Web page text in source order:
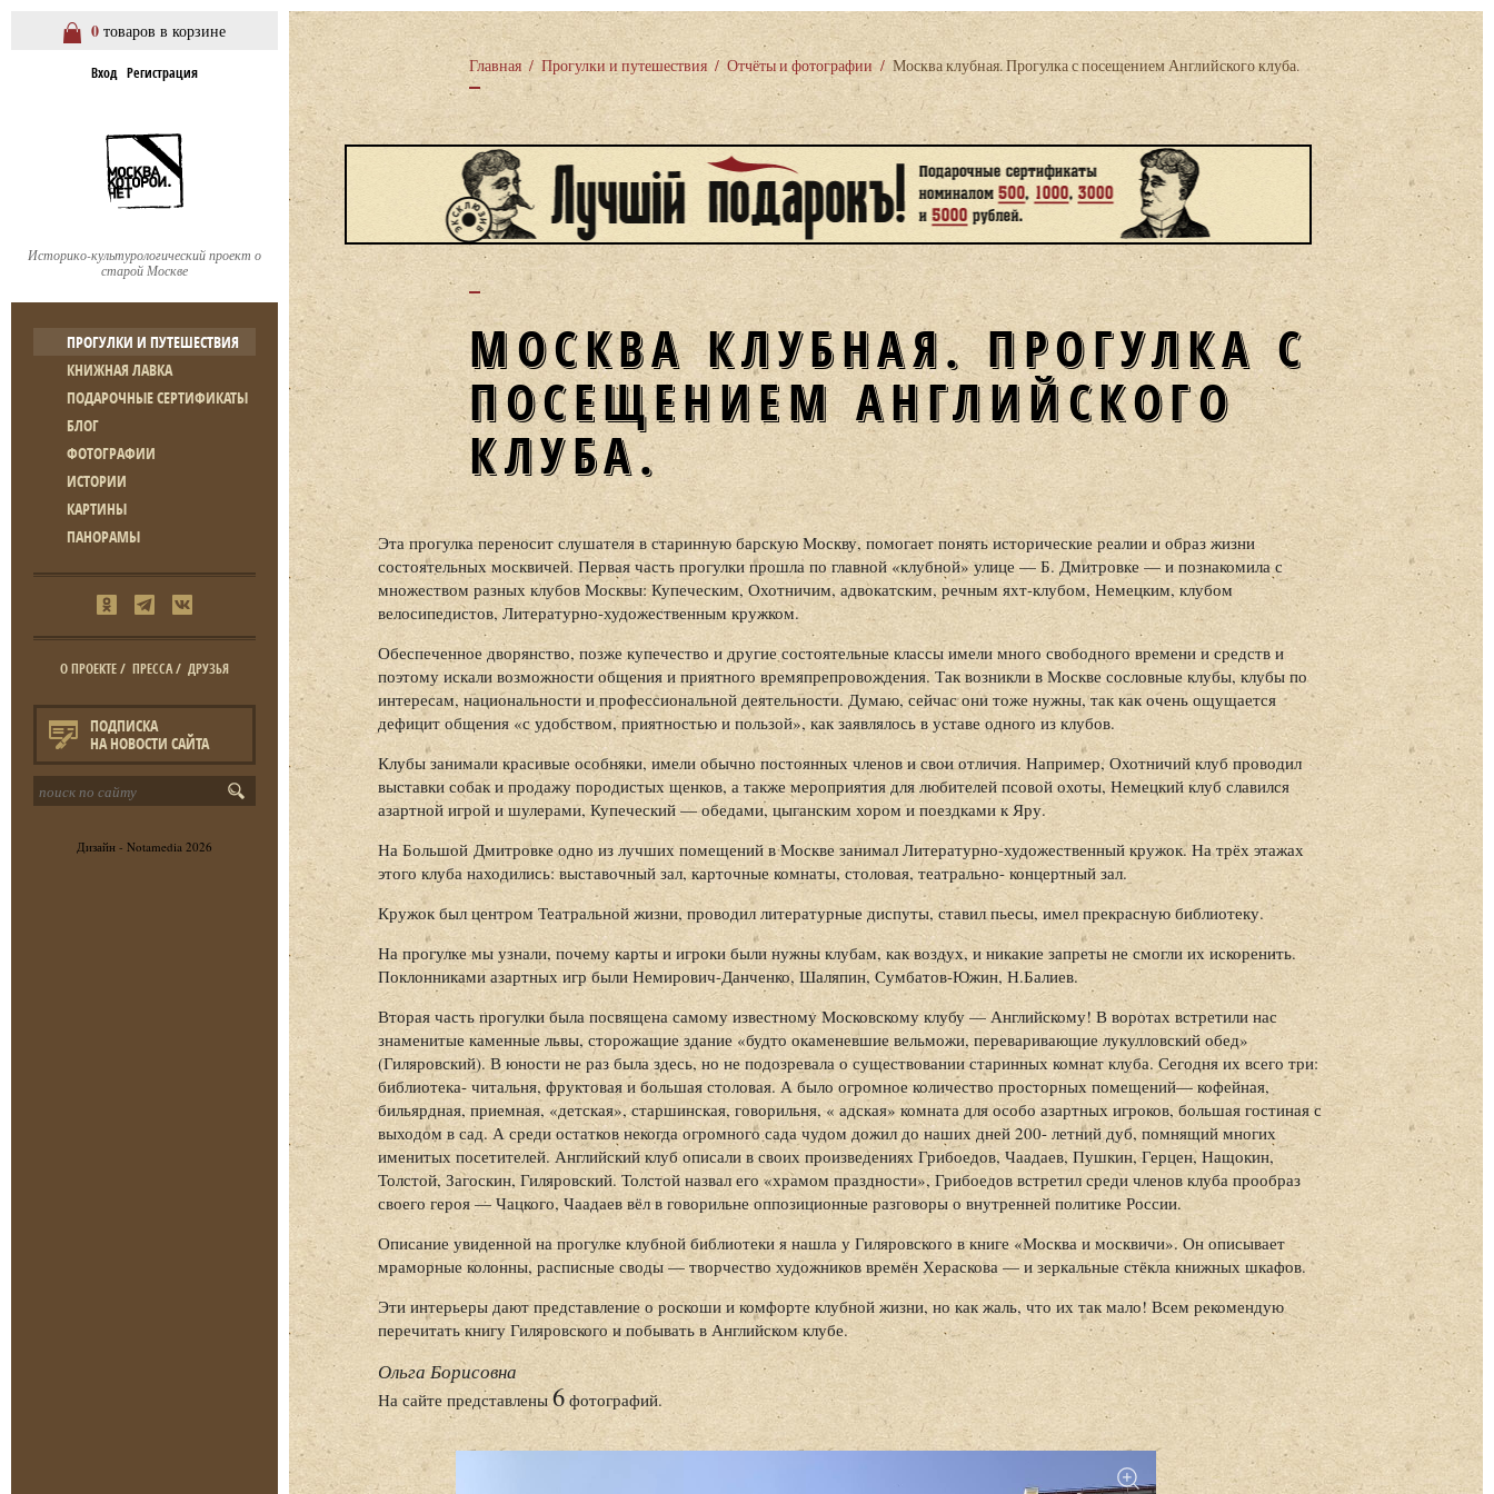
0 товаров в корзине
Вход Регистрация
Историко-культурологический проект о
старой Москве
ПРОГУЛКИ И ПУТЕШЕСТВИЯ
КНИЖНАЯ ЛАВКА
ПОДАРОЧНЫЕ СЕРТИФИКАТЫ
БЛОГ
ФОТОГРАФИИ
ИСТОРИИ
КАРТИНЫ
ПАНОРАМЫ
О ПРОЕКТЕ/ ПРЕССА/ ДРУЗЬЯ
ПОДПИСКА
НА НОВОСТИ САЙТА
Дизайн - Notamedia 2026
Главная / Прогулки и путешествия / Отчёты и фотографии / Москва клубная. Прогулка с посещением Английского клуба.
МОСКВА КЛУБНАЯ. ПРОГУЛКА С
ПОСЕЩЕНИЕМ АНГЛИЙСКОГО
КЛУБА.
Эта прогулка переносит слушателя в старинную барскую Москву, помогает понять исторические реалии и образ жизни
состоятельных москвичей. Первая часть прогулки прошла по главной «клубной» улице — Б. Дмитровке — и познакомила с
множеством разных клубов Москвы: Купеческим, Охотничим, адвокатским, речным яхт-клубом, Немецким, клубом
велосипедистов, Литературно-художественным кружком.
Обеспеченное дворянство, позже купечество и другие состоятельные классы имели много свободного времени и средств и
поэтому искали возможности общения и приятного времяпрепровождения. Так возникли в Москве сословные клубы, клубы по
интересам, национальности и профессиональной деятельности. Думаю, сейчас они тоже нужны, так как очень ощущается
дефицит общения «с удобством, приятностью и пользой», как заявлялось в уставе одного из клубов.
Клубы занимали красивые особняки, имели обычно постоянных членов и свои отличия. Например, Охотничий клуб проводил
выставки собак и продажу породистых щенков, а также мероприятия для любителей псовой охоты, Немецкий клуб славился
азартной игрой и шулерами, Купеческий — обедами, цыганским хором и поездками к Яру.
На Большой Дмитровке одно из лучших помещений в Москве занимал Литературно-художественный кружок. На трёх этажах
этого клуба находились: выставочный зал, карточные комнаты, столовая, театрально- концертный зал.
Кружок был центром Театральной жизни, проводил литературные диспуты, ставил пьесы, имел прекрасную библиотеку.
На прогулке мы узнали, почему карты и игроки были нужны клубам, как воздух, и никакие запреты не смогли их искоренить.
Поклонниками азартных игр были Немирович-Данченко, Шаляпин, Сумбатов-Южин, Н.Балиев.
Вторая часть прогулки была посвящена самому известному Московскому клубу — Английскому! В воротах встретили нас
знаменитые каменные львы, сторожащие здание «будто окаменевшие вельможи, переваривающие лукулловский обед»
(Гиляровский). В юности не раз была здесь, но не подозревала о существовании старинных комнат клуба. Сегодня их всего три:
библиотека- читальня, фруктовая и большая столовая. А было огромное количество просторных помещений— кофейная,
бильярдная, приемная, «детская», старшинская, говорильня, « адская» комната для особо азартных игроков, большая гостиная с
выходом в сад. А среди остатков некогда огромного сада чудом дожил до наших дней 200- летний дуб, помнящий многих
именитых посетителей. Английский клуб описали в своих произведениях Грибоедов, Чаадаев, Пушкин, Герцен, Нащокин,
Толстой, Загоскин, Гиляровский. Толстой назвал его «храмом праздности», Грибоедов встретил среди членов клуба прообраз
своего героя — Чацкого, Чаадаев вёл в говорильне оппозиционные разговоры о внутренней политике России.
Описание увиденной на прогулке клубной библиотеки я нашла у Гиляровского в книге «Москва и москвичи». Он описывает
мраморные колонны, расписные своды — творчество художников времён Хераскова — и зеркальные стёкла книжных шкафов.
Эти интерьеры дают представление о роскоши и комфорте клубной жизни, но как жаль, что их так мало! Всем рекомендую
перечитать книгу Гиляровского и побывать в Английском клубе.
Ольга Борисовна
На сайте представлены 6 фотографий.